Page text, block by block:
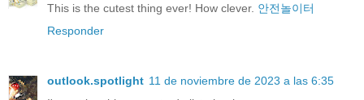
This is the cutest thing ever! How clever. 안전놀이터
Responder
outlook.spotlight 11 de noviembre de 2023 a las 6:35